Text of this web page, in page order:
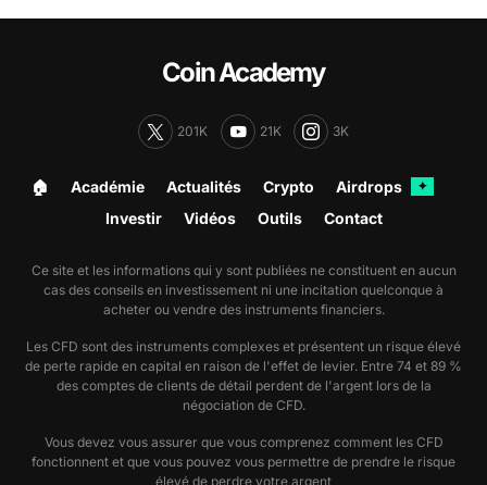
Coin Academy
201K 21K 3K
🏠︎ Académie Actualités Crypto Airdrops ✦
Investir Vidéos Outils Contact
Ce site et les informations qui y sont publiées ne constituent en aucun
cas des conseils en investissement ni une incitation quelconque à
acheter ou vendre des instruments financiers.
Les CFD sont des instruments complexes et présentent un risque élevé
de perte rapide en capital en raison de l'effet de levier. Entre 74 et 89 %
des comptes de clients de détail perdent de l'argent lors de la
négociation de CFD.
Vous devez vous assurer que vous comprenez comment les CFD
fonctionnent et que vous pouvez vous permettre de prendre le risque
élevé de perdre votre argent